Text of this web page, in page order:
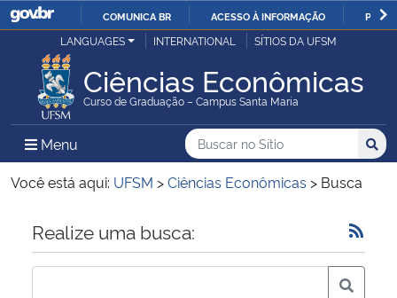
IR
O
COMUNICA BR ACESSO À INFORMAÇÃO
Ministério da Justiça e Segurança Pública
Ministério da Defesa
Ministério das Relações Exteriores
Ministério da Economia
Ministério da Infraestrutura
LANGUAGES INTERNATIONAL SÍTIOS DA UFSM
Ciências Econômicas
Curso de Graduação – Campus Santa Maria
Menu Menu Principal do Sítio
Busca
Buscar no no Sítio
Busca:
Você está aqui: UFSM >Ciências Econômicas > Busca
Início do conteúdo
Realize uma busca: